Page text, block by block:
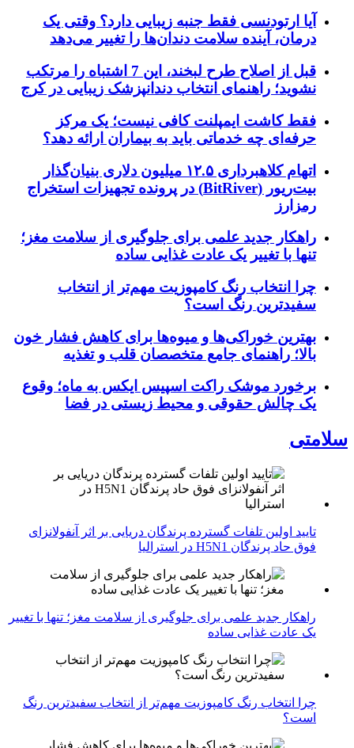
آیا ارتودنسی فقط جنبه زیبایی دارد؟ وقتی یک
درمان، آینده سلامت دندان‌ها را تغییر می‌دهد
قبل از اصلاح طرح لبخند، این 7 اشتباه را مرتکب
نشوید؛ راهنمای انتخاب دندانپزشک زیبایی در کرج
فقط کاشت ایمپلنت کافی نیست؛ یک مرکز
حرفه‌ای چه خدماتی باید به بیماران ارائه دهد؟
اتهام کلاهبرداری ۱۲.۵ میلیون دلاری بنیان‌گذار
بیت‌ریور (BitRiver) در پرونده تجهیزات استخراج
رمزارز
راهکار جدید علمی برای جلوگیری از سلامت مغز؛
تنها با تغییر یک عادت غذایی ساده
چرا انتخاب رنگ کامپوزیت مهم‌تر از انتخاب
سفیدترین رنگ است؟
بهترین خوراکی‌ها و میوه‌ها برای کاهش فشار خون
بالا؛ راهنمای جامع متخصصان قلب و تغذیه
برخورد موشک راکت اسپیس ایکس به ماه؛ وقوع
یک چالش حقوقی و محیط زیستی در فضا
سلامتی
تایید اولین تلفات گسترده پرندگان دریایی بر اثر آنفولانزای
فوق حاد پرندگان H5N1 در استرالیا
راهکار جدید علمی برای جلوگیری از سلامت مغز؛ تنها با تغییر
یک عادت غذایی ساده
چرا انتخاب رنگ کامپوزیت مهم‌تر از انتخاب سفیدترین رنگ
است؟